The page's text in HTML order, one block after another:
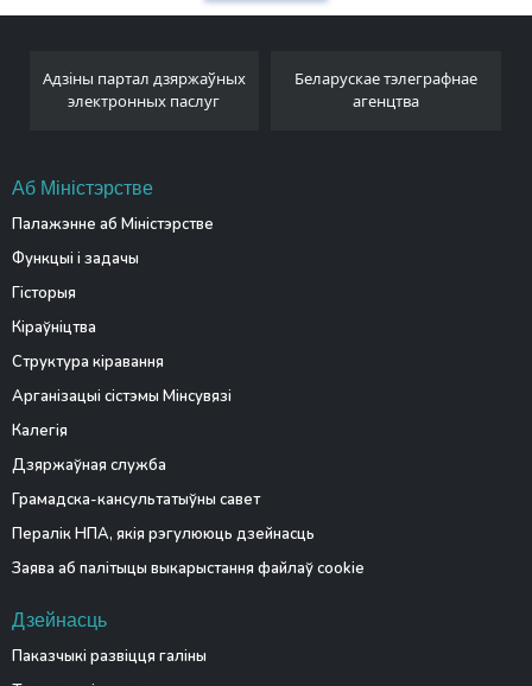
Адзіны партал дзяржаўных
электронных паслуг
Беларускае тэлеграфнае
агенцтва
Аб Міністэрстве
Палажэнне аб Міністэрстве
Функцыі і задачы
Гісторыя
Кіраўніцтва
Структура кіравання
Арганізацыі сістэмы Мінсувязі
Калегія
Дзяржаўная служба
Грамадска-кансультатыўны савет
Пералік НПА, якія рэгулююць дзейнасць
Заява аб палітыцы выкарыстання файлаў cookie
Дзейнасць
Паказчыкі развіцця галіны